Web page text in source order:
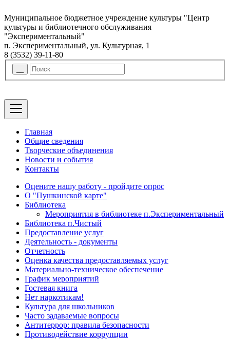
Муниципальное бюджетное учреждение культуры "Центр
культуры и библиотечного обслуживания
"Экспериментальный"
п. Экспериментальный, ул. Культурная, 1
8 (3532) 39-11-80
Главная
Общие сведения
Творческие объединения
Новости и события
Контакты
Оцените нашу работу - пройдите опрос
О "Пушкинской карте"
Библиотека
Мероприятия в библиотеке п.Экспериментальный
Библиотека п.Чистый
Предоставление услуг
Деятельность - документы
Отчетность
Оценка качества предоставляемых услуг
Материально-техническое обеспечение
График мероприятий
Гостевая книга
Нет наркотикам!
Культура для школьников
Часто задаваемые вопросы
Антитеррор: правила безопасности
Противодействие коррупции